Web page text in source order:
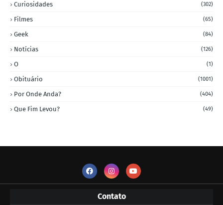
Curiosidades (302)
Filmes (65)
Geek (84)
Notícias (126)
O (1)
Obituário (1001)
Por Onde Anda? (404)
Que Fim Levou? (49)
Contato